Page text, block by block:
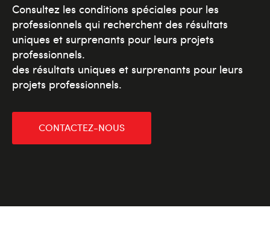
Consultez les conditions spéciales pour les
professionnels qui recherchent des résultats
uniques et surprenants pour leurs projets
professionnels.
des résultats uniques et surprenants pour leurs
projets professionnels.
CONTACTEZ-NOUS